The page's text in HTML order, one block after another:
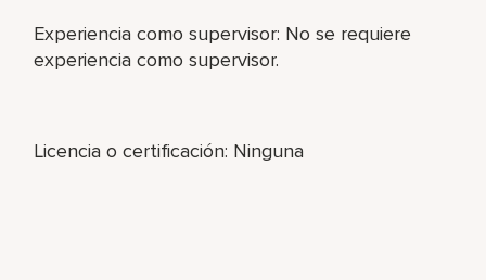
Experiencia como supervisor: No se requiere
experiencia como supervisor.
Licencia o certificación: Ninguna